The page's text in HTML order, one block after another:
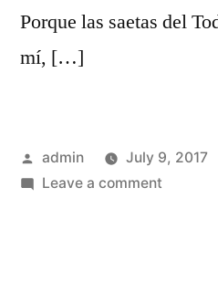
Porque las saetas del
mí, […]
Posted
by
admin July 9, 2017
Leave a commenton